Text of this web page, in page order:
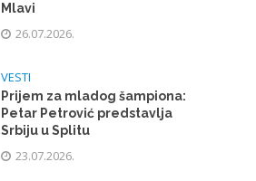
Mlavi
26.07.2026.
VESTI
Prijem za mladog šampiona:
Petar Petrović predstavlja
Srbiju u Splitu
23.07.2026.